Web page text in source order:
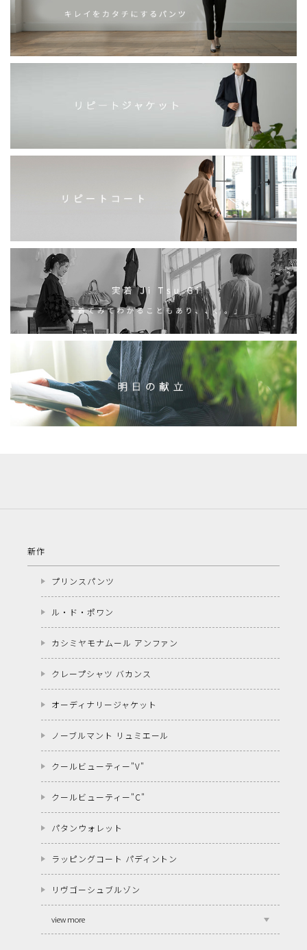
新作
プリンスパンツ
ル・ド・ポワン
カシミヤモナムール アンファン
クレープシャツ バカンス
オーディナリージャケット
ノーブルマント リュミエール
クールビューティー"V"
クールビューティー"C"
パタンウォレット
ラッピングコート パディントン
リヴゴーシュブルゾン
view more